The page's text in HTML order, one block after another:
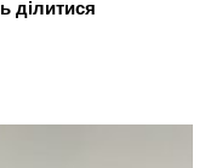
ділитися